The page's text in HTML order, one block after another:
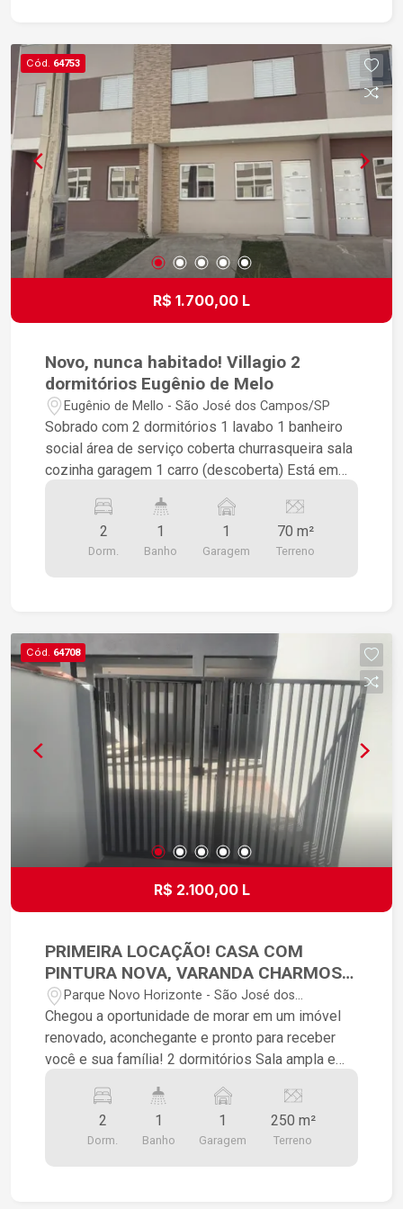
Cód. 64753
R$ 1.700,00 L
Novo, nunca habitado! Villagio 2
dormitórios Eugênio de Melo
Eugênio de Mello - São José dos Campos/SP
Sobrado com 2 dormitórios 1 lavabo 1 banheiro
social área de serviço coberta churrasqueira sala
cozinha garagem 1 carro (descoberta) Está em
cozinha, sala e escada, nos quartos será
laminado Box
2
Dorm.
1
Banho
1
Garagem
70 m²
Terreno
Cód. 64708
R$ 2.100,00 L
PRIMEIRA LOCAÇÃO! CASA COM
PINTURA NOVA, VARANDA CHARMOSA
E EXCELENTE LOCALIZAÇÃO
Parque Novo Horizonte - São José dos
Campos/SP
Chegou a oportunidade de morar em um imóvel
renovado, aconchegante e pronto para receber
você e sua família! 2 dormitórios Sala ampla e
Linda varanda, perfeita para momentos de
descanso Garagem para 1 carro Entrada
compartilhada Localização privilegiada, próxima a
2
Dorm.
1
Banho
1
Garagem
250 m²
Terreno